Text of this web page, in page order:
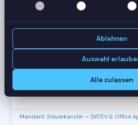
SERVER-AUSLASTUNG
RDS-SRV01
RAM
RDS-SRV02
RAM
Mandant: Steuerkanzlei — DATEV & Office
Ablehnen
Auswahl
Alle zulassen